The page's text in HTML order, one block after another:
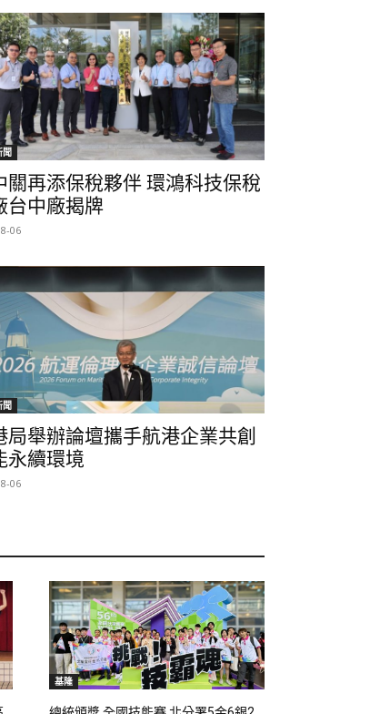
聞
關再添保稅夥伴 環鴻科技保稅
台中廠揭牌
06
聞
局舉辦論壇攜手航港企業共創
永續環境
06
基隆